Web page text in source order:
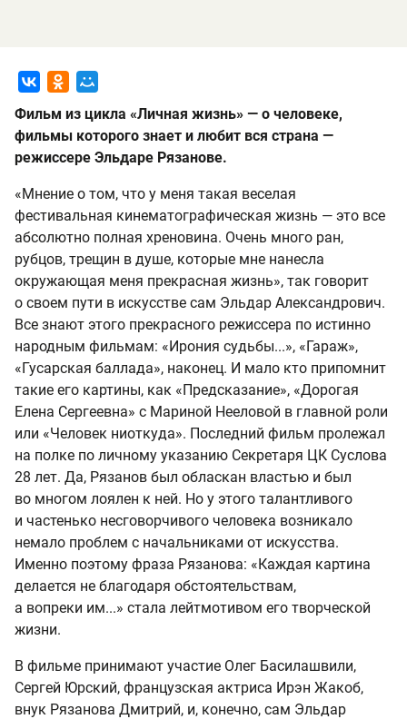
Фильм из цикла «Личная жизнь» — о человеке,
фильмы которого знает и любит вся страна —
режиссере Эльдаре Рязанове.
«Мнение о том, что у меня такая веселая
фестивальная кинематографическая жизнь — это все
абсолютно полная хреновина. Очень много ран,
рубцов, трещин в душе, которые мне нанесла
окружающая меня прекрасная жизнь», так говорит
о своем пути в искусстве сам Эльдар Александрович.
Все знают этого прекрасного режиссера по истинно
народным фильмам: «Ирония судьбы...», «Гараж»,
«Гусарская баллада», наконец. И мало кто припомнит
такие его картины, как «Предсказание», «Дорогая
Елена Сергеевна» с Мариной Нееловой в главной роли
или «Человек ниоткуда». Последний фильм пролежал
на полке по личному указанию Секретаря ЦК Суслова
28 лет. Да, Рязанов был обласкан властью и был
во многом лоялен к ней. Но у этого талантливого
и частенько несговорчивого человека возникало
немало проблем с начальниками от искусства.
Именно поэтому фраза Рязанова: «Каждая картина
делается не благодаря обстоятельствам,
а вопреки им...» стала лейтмотивом его творческой
жизни.
В фильме принимают участие Олег Басилашвили,
Сергей Юрский, французская актриса Ирэн Жакоб,
внук Рязанова Дмитрий, и, конечно, сам Эльдар